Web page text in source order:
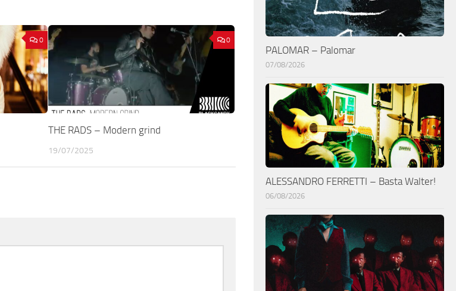
0 0
THE RADS – Modern grind
19/07/2025
PALOMAR – Palomar
07/08/2026
ALESSANDRO FERRETTI – Basta Walter!
06/08/2026